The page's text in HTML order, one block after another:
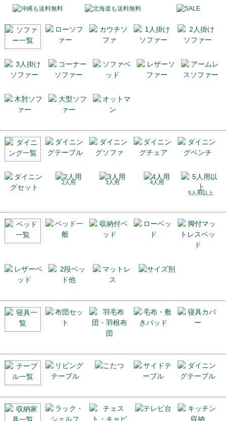
2人用 3人用
4人用
5人用以上